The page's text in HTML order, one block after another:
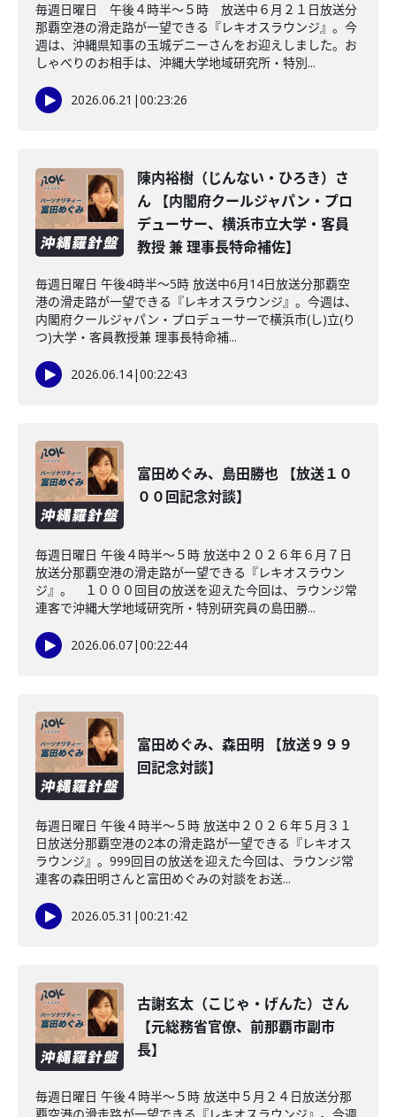
毎週日曜日 午後４時半～５時 放送中６月２１日放送分
那覇空港の滑走路が一望できる『レキオスラウンジ』。今
週は、沖縄県知事の玉城デニーさんをお迎えしました。お
しゃべりのお相手は、沖縄大学地域研究所・特別...
2026.06.21 |00:23:26
陳内裕樹（じんない・ひろき）さ
ん 【内閣府クールジャパン・プロ
デューサー、横浜市立大学・客員
教授 兼 理事長特命補佐】
毎週日曜日 午後4時半～5時 放送中6月14日放送分那覇空
港の滑走路が一望できる『レキオスラウンジ』。今週は、
内閣府クールジャパン・プロデューサーで横浜市(し)立(り
つ)大学・客員教授兼 理事長特命補...
2026.06.14|00:22:43
富田めぐみ、島田勝也 【放送１０
００回記念対談】
毎週日曜日 午後４時半～５時 放送中２０２６年６月７日
放送分那覇空港の滑走路が一望できる『レキオスラウン
ジ』。 １０００回目の放送を迎えた今回は、ラウンジ常
連客で沖縄大学地域研究所・特別研究員の島田勝...
2026.06.07|00:22:44
富田めぐみ、森田明 【放送９９９
回記念対談】
毎週日曜日 午後４時半～５時 放送中２０２６年５月３１
日放送分那覇空港の2本の滑走路が一望できる『レキオス
ラウンジ』。999回目の放送を迎えた今回は、ラウンジ常
連客の森田明さんと富田めぐみの対談をお送...
2026.05.31 |00:21:42
古謝玄太（こじゃ・げんた）さん
【元総務省官僚、前那覇市副市
長】
毎週日曜日 午後４時半～５時 放送中５月２４日放送分那